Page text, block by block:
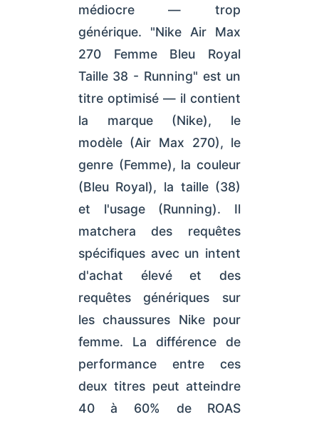
médiocre — trop
générique. "Nike Air Max
270 Femme Bleu Royal
Taille 38 - Running" est un
titre optimisé — il contient
la marque (Nike), le
modèle (Air Max 270), le
genre (Femme), la couleur
(Bleu Royal), la taille (38)
et l'usage (Running). Il
matchera des requêtes
spécifiques avec un intent
d'achat élevé et des
requêtes génériques sur
les chaussures Nike pour
femme. La différence de
performance entre ces
deux titres peut atteindre
40 à 60% de ROAS